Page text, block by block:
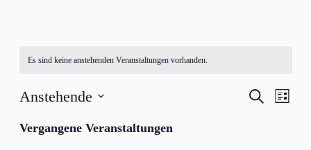
Es sind keine anstehenden Veranstaltungen vorhanden.
Suche
Liste
Anstehende
wählen.
Vergangene Veranstaltungen